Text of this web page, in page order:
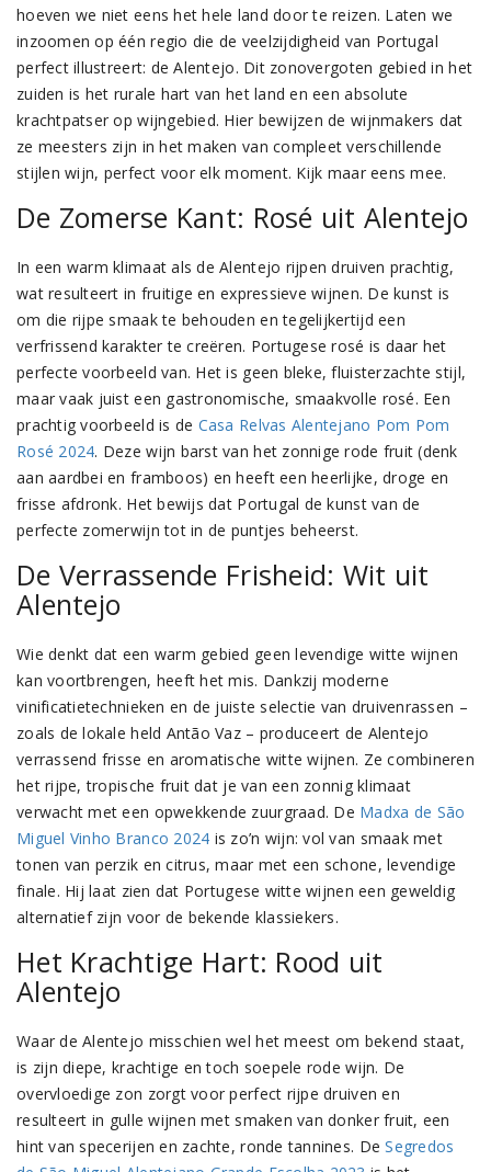
hoeven we niet eens het hele land door te reizen. Laten we
inzoomen op één regio die de veelzijdigheid van Portugal
perfect illustreert: de Alentejo. Dit zonovergoten gebied in het
zuiden is het rurale hart van het land en een absolute
krachtpatser op wijngebied. Hier bewijzen de wijnmakers dat
ze meesters zijn in het maken van compleet verschillende
stijlen wijn, perfect voor elk moment. Kijk maar eens mee.
De Zomerse Kant: Rosé uit Alentejo
In een warm klimaat als de Alentejo rijpen druiven prachtig,
wat resulteert in fruitige en expressieve wijnen. De kunst is
om die rijpe smaak te behouden en tegelijkertijd een
verfrissend karakter te creëren. Portugese rosé is daar het
perfecte voorbeeld van. Het is geen bleke, fluisterzachte stijl,
maar vaak juist een gastronomische, smaakvolle rosé. Een
prachtig voorbeeld is de Casa Relvas Alentejano Pom Pom
Rosé 2024. Deze wijn barst van het zonnige rode fruit (denk
aan aardbei en framboos) en heeft een heerlijke, droge en
frisse afdronk. Het bewijs dat Portugal de kunst van de
perfecte zomerwijn tot in de puntjes beheerst.
De Verrassende Frisheid: Wit uit
Alentejo
Wie denkt dat een warm gebied geen levendige witte wijnen
kan voortbrengen, heeft het mis. Dankzij moderne
vinificatietechnieken en de juiste selectie van druivenrassen –
zoals de lokale held Antão Vaz – produceert de Alentejo
verrassend frisse en aromatische witte wijnen. Ze combineren
het rijpe, tropische fruit dat je van een zonnig klimaat
verwacht met een opwekkende zuurgraad. De Madxa de São
Miguel Vinho Branco 2024 is zo’n wijn: vol van smaak met
tonen van perzik en citrus, maar met een schone, levendige
finale. Hij laat zien dat Portugese witte wijnen een geweldig
alternatief zijn voor de bekende klassiekers.
Het Krachtige Hart: Rood uit
Alentejo
Waar de Alentejo misschien wel het meest om bekend staat,
is zijn diepe, krachtige en toch soepele rode wijn. De
overvloedige zon zorgt voor perfect rijpe druiven en
resulteert in gulle wijnen met smaken van donker fruit, een
hint van specerijen en zachte, ronde tannines. DeSegredos